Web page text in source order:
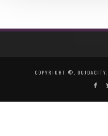
COPYRIGHT ©,